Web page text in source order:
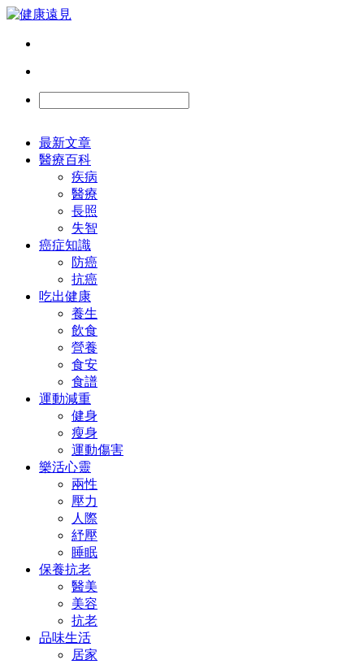
最新文章
醫療百科
疾病
醫療
長照
失智
癌症知識
防癌
抗癌
吃出健康
養生
飲食
營養
食安
食譜
運動減重
健身
瘦身
運動傷害
樂活心靈
兩性
壓力
人際
紓壓
睡眠
保養抗老
醫美
美容
抗老
品味生活
居家